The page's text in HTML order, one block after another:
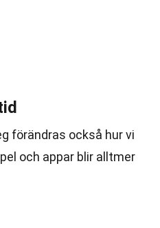
förändras också hur vi
och appar blir alltmer